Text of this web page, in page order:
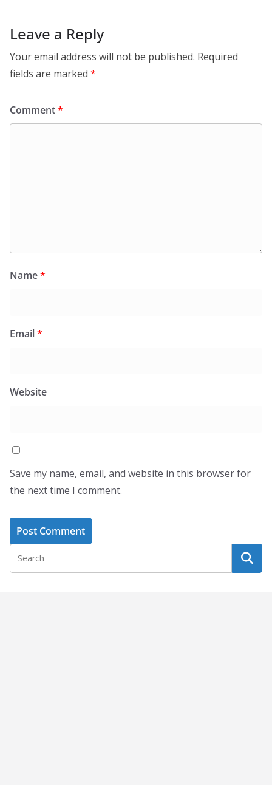
Leave a Reply
Your email address will not be published. Required
fields are marked *
Comment*
Name*
Email*
Website
Save my name, email, and website in this browser for
the next time I comment.